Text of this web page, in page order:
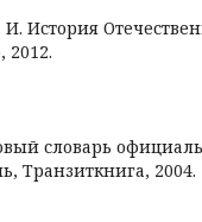
История
2012.
словарь
Транзиткнига, 2004.